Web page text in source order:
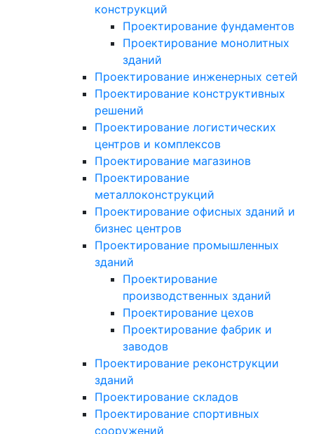
конструкций
Проектирование фундаментов
Проектирование монолитных
зданий
Проектирование инженерных сетей
Проектирование конструктивных
решений
Проектирование логистических
центров и комплексов
Проектирование магазинов
Проектирование
металлоконструкций
Проектирование офисных зданий и
бизнес центров
Проектирование промышленных
зданий
Проектирование
производственных зданий
Проектирование цехов
Проектирование фабрик и
заводов
Проектирование реконструкции
зданий
Проектирование складов
Проектирование спортивных
сооружений